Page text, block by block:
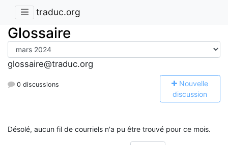
traduc.org
Glossaire
glossaire@traduc.org
0 discussions Nouvelle
discussion
Désolé, aucun fil de courriels n'a pu être trouvé pour ce mois.